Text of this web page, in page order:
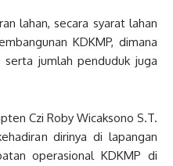
lahan, secara syarat lahan
KDKMP, dimana
jumlah penduduk juga
Czi Roby Wicaksono S.T.
dirinya di lapangan
operasional KDKMP di